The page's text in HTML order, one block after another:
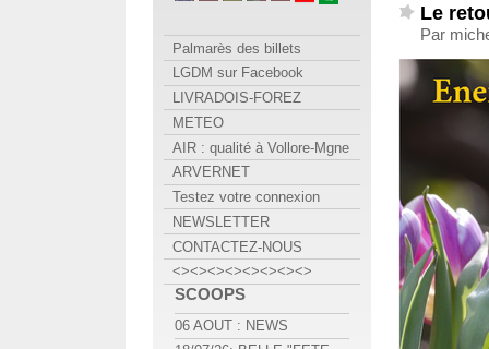
Le
Par
Palmarès des billets
LGDM sur Facebook
LIVRADOIS-FOREZ
METEO
AIR : qualité à Vollore-Mgne
ARVERNET
Testez votre connexion
NEWSLETTER
CONTACTEZ-NOUS
<><><><><><><><>
SCOOPS
06 AOUT : NEWS